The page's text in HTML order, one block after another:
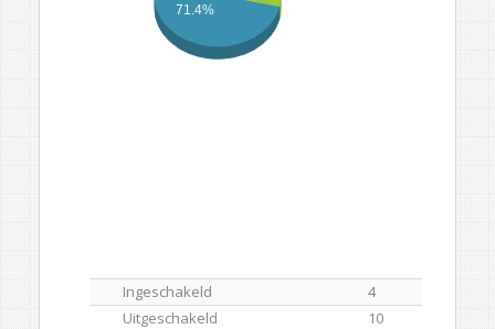
71.4%
Ingeschakeld
4
Uitgeschakeld
10